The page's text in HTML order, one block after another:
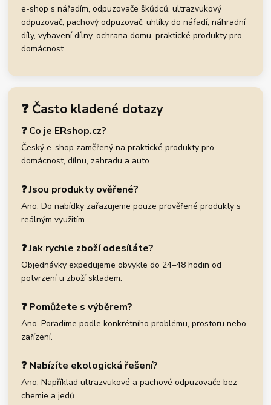
e-shop s nářadím, odpuzovače škůdců, ultrazvukový
odpuzovač, pachový odpuzovač, uhlíky do nářadí, náhradní
díly, vybavení dílny, ochrana domu, praktické produkty pro
domácnost
❓ Často kladené dotazy
❓ Co je ERshop.cz?
Český e-shop zaměřený na praktické produkty pro
domácnost, dílnu, zahradu a auto.
❓ Jsou produkty ověřené?
Ano. Do nabídky zařazujeme pouze prověřené produkty s
reálným využitím.
❓ Jak rychle zboží odesíláte?
Objednávky expedujeme obvykle do 24–48 hodin od
potvrzení u zboží skladem.
❓ Pomůžete s výběrem?
Ano. Poradíme podle konkrétního problému, prostoru nebo
zařízení.
❓ Nabízíte ekologická řešení?
Ano. Například ultrazvukové a pachové odpuzovače bez
chemie a jedů.